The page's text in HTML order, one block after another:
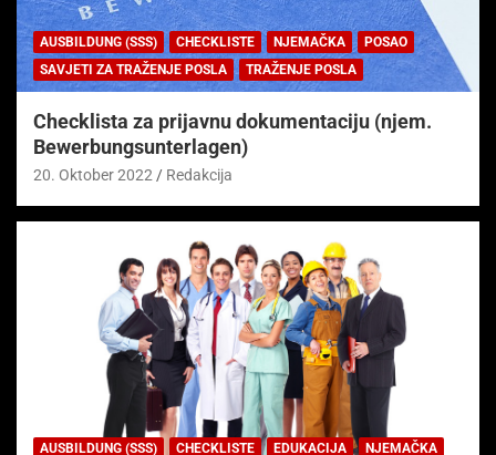
AUSBILDUNG (SSS) CHECKLISTE NJEMAČKA
POSAO
SAVJETI ZA TRAŽENJE POSLA
TRAŽENJE POSLA
Checklista za prijavnu dokumentaciju (njem.
Bewerbungsunterlagen)
20. Oktober 2022 Redakcija
AUSBILDUNG (SSS) CHECKLISTE EDUKACIJA
NJEMAČKA